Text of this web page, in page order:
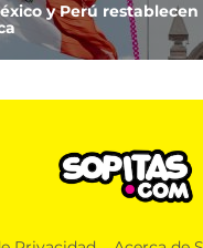
y Perú